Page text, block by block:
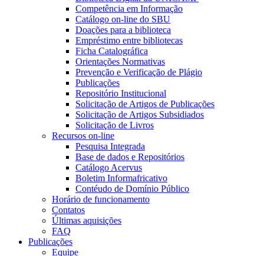
Competência em Informação
Catálogo on-line do SBU
Doações para a biblioteca
Empréstimo entre bibliotecas
Ficha Catalográfica
Orientações Normativas
Prevenção e Verificação de Plágio
Publicações
Repositório Institucional
Solicitação de Artigos de Publicações
Solicitação de Artigos Subsidiados
Solicitação de Livros
Recursos on-line
Pesquisa Integrada
Base de dados e Repositórios
Catálogo Acervus
Boletim Informafricativo
Contéudo de Domínio Público
Horário de funcionamento
Contatos
Últimas aquisições
FAQ
Publicações
Equipe